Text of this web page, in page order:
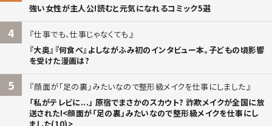
強い女性が主人公!読むと元気になれるコミック5選
4
仕事でも、仕事じゃなくても
『大奥』『何食べ』よしながふみ初のインタビュー本。子どもの頃影響
を受けた漫画は?
5
顔面が「足の裏」みたいなので整形級メイクを仕事にしました
「私がテレビに...」 原宿でまさかのスカウト? 詐欺メイクが全国に放
送された!<顔面が「足の裏」みたいなので整形級メイクを仕事にし